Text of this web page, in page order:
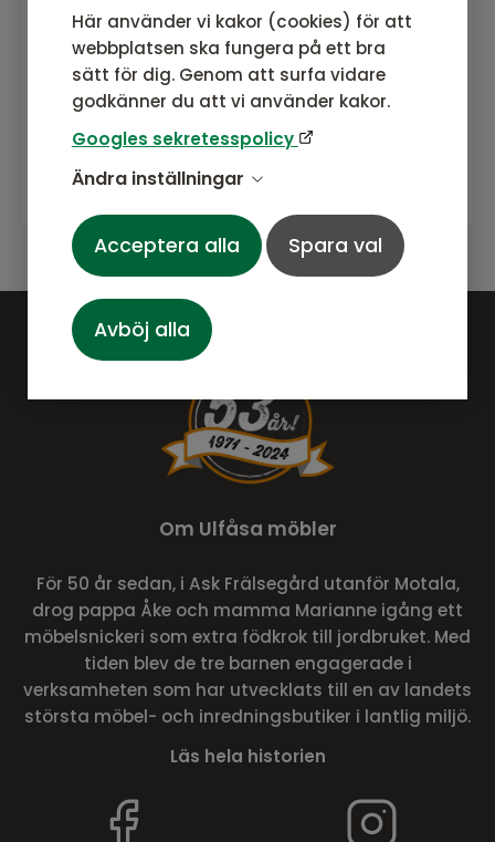
Här använder vi kakor (cookies) för att
webbplatsen ska fungera på ett bra
sätt för dig. Genom att surfa vidare
godkänner du att vi använder kakor.
Googles sekretesspolicy
Ändra inställningar
Acceptera alla Spara val
Avböj alla
Prenumerera
Om Ulfåsa möbler
För 50 år sedan, i Ask Frälsegård utanför Motala,
drog pappa Åke och mamma Marianne igång ett
möbelsnickeri som extra födkrok till jordbruket. Med
tiden blev de tre barnen engagerade i
verksamheten som har utvecklats till en av landets
största möbel- och inredningsbutiker i lantlig miljö.
Läs hela historien